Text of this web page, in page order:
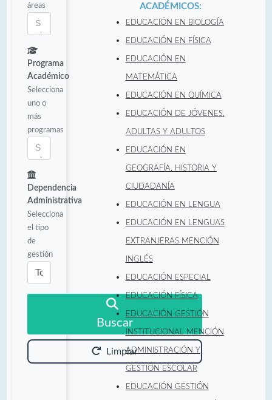
áreas
Programa
Académico
Selecciona
uno o
más
programas
Dependencia
Administrativa
Selecciona
el tipo
de
gestión
Buscar
Limpiar
ACADÉMICOS:
EDUCACIÓN EN BIOLOGÍA
EDUCACIÓN EN FÍSICA
EDUCACIÓN EN
MATEMÁTICA
EDUCACIÓN EN QUÍMICA
EDUCACIÓN DE JÓVENES,
ADULTAS Y ADULTOS
EDUCACIÓN EN
GEOGRAFÍA, HISTORIA Y
CIUDADANÍA
EDUCACIÓN EN LENGUA
EDUCACIÓN EN LENGUAS
EXTRANJERAS MENCIÓN
INGLÉS
EDUCACIÓN ESPECIAL
EDUCACIÓN FÍSICA
EDUCACIÓN GESTIÓN
INSTITUCIONAL MENCIÓN
ADMINISTRACIÓN Y
GESTIÓN ESCOLAR
EDUCACIÓN GESTIÓN